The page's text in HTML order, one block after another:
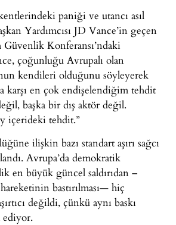
paniği ve utancı asıl
Yardımcısı JD Vance’in geçen
Konferansı’ndaki
çoğunluğu Avrupalı olan
kendileri olduğunu söyleyerek
karşı en çok endişelendiğim tehdit
başka bir dış aktör değil.
içerideki tehdit.”
ilişkin bazı standart aşırı sağcı
Avrupa’da demokratik
en büyük güncel saldırıdan –
bastırılması— hiç
değildi, çünkü aynı baskı
ediyor.